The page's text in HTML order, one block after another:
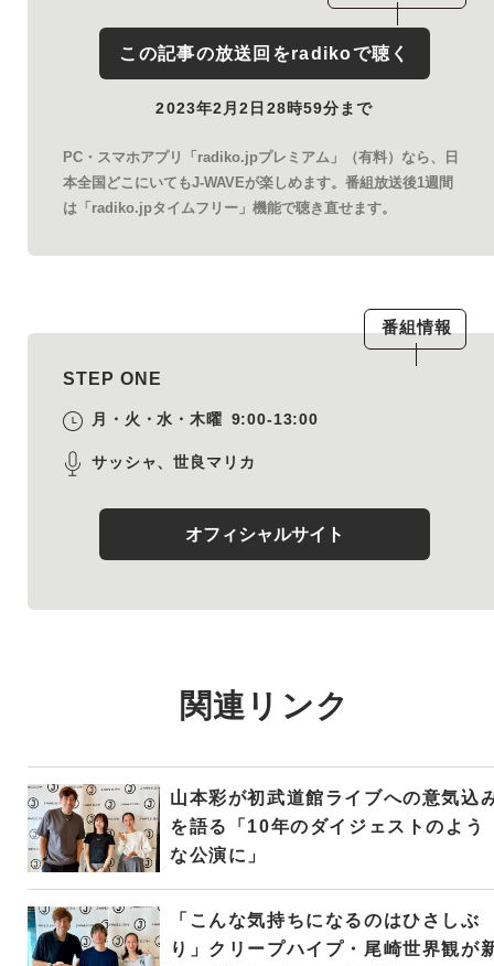
この記事の放送回をradikoで聴く
2023年2月2日28時59分まで
PC・スマホアプリ「radiko.jpプレミアム」（有料）なら、日
本全国どこにいてもJ-WAVEが楽しめます。番組放送後1週間
は「radiko.jpタイムフリー」機能で聴き直せます。
番組情報
STEP ONE
月・火・水・木曜 9:00-13:00
サッシャ、世良マリカ
オフィシャルサイト
関連リンク
山本彩が初武道館ライブへの意気込
を語る「10年のダイジェストのよう
な公演に」
「こんな気持ちになるのはひさしぶ
り」クリープハイプ・尾崎世界観が